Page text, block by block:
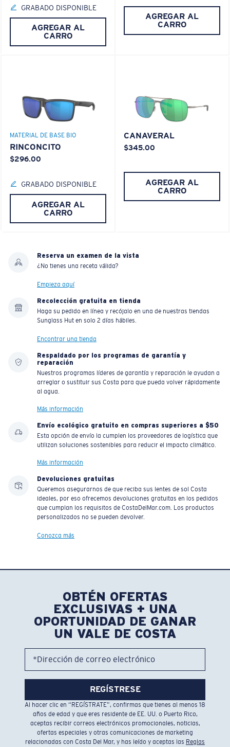
GRABADO DISPONIBLE
AGREGAR AL
CARRO
AGREGAR AL
CARRO
MATERIAL DE BASE BIO
RINCONCITO
$296.00
GRABADO DISPONIBLE
AGREGAR AL
CARRO
CANAVERAL
$345.00
AGREGAR AL
CARRO
Reserva un examen de la vista
¿No tienes una receta válida?
Empieza aquí
Recolección gratuita en tienda
Haga su pedido en línea y recójalo en una de nuestras tiendas
Sunglass Hut en solo 2 días hábiles.
Encontrar una tienda
Respaldado por los programas de garantía y
reparación
Nuestros programas líderes de garantía y reparación le ayudan a
arreglar o sustituir sus Costa para que pueda volver rápidamente
al agua.
Más información
Envío ecológico gratuito en compras superiores a $50
Esta opción de envío la cumplen los proveedores de logística que
utilizan soluciones sostenibles para reducir el impacto climático.
Más información
Devoluciones gratuitas
Queremos asegurarnos de que reciba sus lentes de sol Costa
ideales, por eso ofrecemos devoluciones gratuitas en los pedidos
que cumplan los requisitos de CostaDelMar.com. Los productos
personalizados no se pueden devolver.
Conozca más
OBTÉN OFERTAS
EXCLUSIVAS + UNA
OPORTUNIDAD DE GANAR
UN VALE DE COSTA
*Dirección de correo electrónico
REGÍSTRESE
Al hacer clic en “REGÍSTRATE”, confirmas que tienes al menos 18
años de edad y que eres residente de EE. UU. o Puerto Rico,
aceptas recibir correos electrónicos promocionales, noticias,
ofertas especiales y otras comunicaciones de marketing
relacionadas con Costa Del Mar, y has leído y aceptas las Reglas